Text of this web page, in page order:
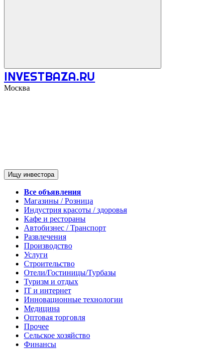
INVESTBAZA.RU
Москва
Ищу инвестора
Все объявления
Магазины / Розница
Индустрия красоты / здоровья
Кафе и рестораны
Автобизнес / Транспорт
Развлечения
Производство
Услуги
Строительство
Отели/Гостиницы/Турбазы
Туризм и отдых
IT и интернет
Инновационные технологии
Медицина
Оптовая торговля
Прочее
Сельское хозяйство
Финансы